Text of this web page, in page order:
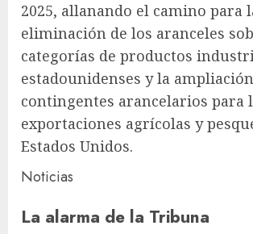
2025, allanando el camino para
eliminación de los aranceles
categorías de productos
estadounidenses y la
contingentes arancelarios para
exportaciones agrícolas y
Estados Unidos.
Noticias
La alarma de la Tribuna